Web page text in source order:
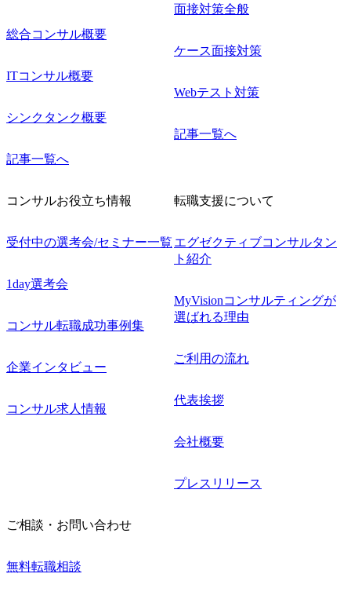
総合コンサル概要
ITコンサル概要
シンクタンク概要
記事一覧へ
面接対策全般
ケース面接対策
Webテスト対策
記事一覧へ
コンサルお役立ち情報
受付中の選考会/セミナー一覧
1day選考会
コンサル転職成功事例集
企業インタビュー
コンサル求人情報
転職支援について
エグゼクティブコンサルタン
ト紹介
MyVisionコンサルティングが
選ばれる理由
ご利用の流れ
代表挨拶
会社概要
プレスリリース
ご相談・お問い合わせ
無料転職相談